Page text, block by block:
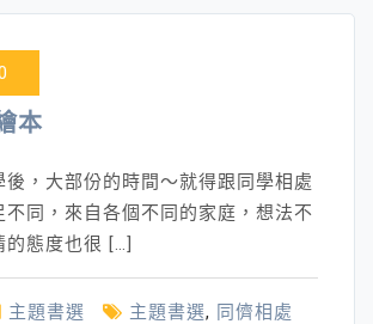
本
後，大部份的時間～就得跟同學相處
不同，來自各個不同的家庭，想法不
的態度也很 […]
主題書選 主題書選, 同儕相處